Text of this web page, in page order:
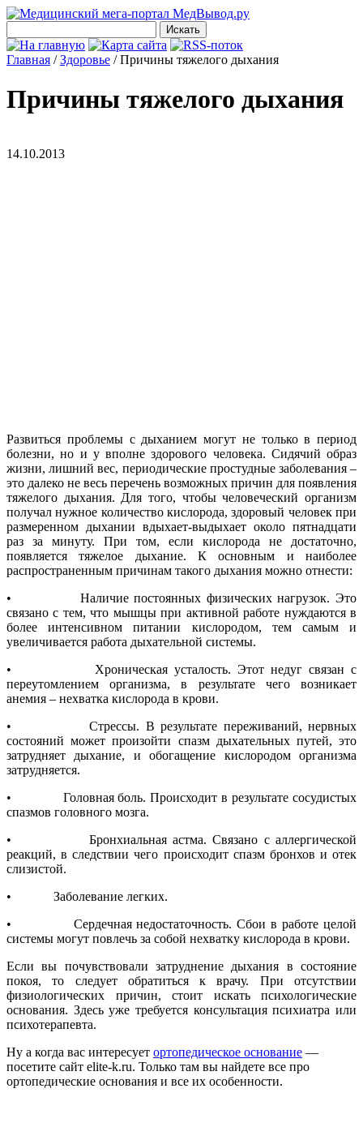
Главная /Здоровье /Причины тяжелого дыхания
Причины тяжелого дыхания
14.10.2013
Развиться проблемы с дыханием могут не только в период
болезни, но и у вполне здорового человека. Сидячий образ
жизни, лишний вес, периодические простудные заболевания –
это далеко не весь перечень возможных причин для появления
тяжелого дыхания. Для того, чтобы человеческий организм
получал нужное количество кислорода, здоровый человек при
размеренном дыхании вдыхает-выдыхает около пятнадцати
раз за минуту. При том, если кислорода не достаточно,
появляется тяжелое дыхание. К основным и наиболее
распространенным причинам такого дыхания можно отнести:
• Наличие постоянных физических нагрузок. Это
связано с тем, что мышцы при активной работе нуждаются в
более интенсивном питании кислородом, тем самым и
увеличивается работа дыхательной системы.
• Хроническая усталость. Этот недуг связан с
переутомлением организма, в результате чего возникает
анемия – нехватка кислорода в крови.
• Стрессы. В результате переживаний, нервных
состояний может произойти спазм дыхательных путей, это
затрудняет дыхание, и обогащение кислородом организма
затрудняется.
• Головная боль. Происходит в результате сосудистых
спазмов головного мозга.
• Бронхиальная астма. Связано с аллергической
реакций, в следствии чего происходит спазм бронхов и отек
слизистой.
• Заболевание легких.
• Сердечная недостаточность. Сбои в работе целой
системы могут повлечь за собой нехватку кислорода в крови.
Если вы почувствовали затруднение дыхания в состояние
покоя, то следует обратиться к врачу. При отсутствии
физиологических причин, стоит искать психологические
основания. Здесь уже требуется консультация психиатра или
психотерапевта.
Ну а когда вас интересует ортопедическое основание —
посетите сайт elite-k.ru. Только там вы найдете все про
ортопедические основания и все их особенности.